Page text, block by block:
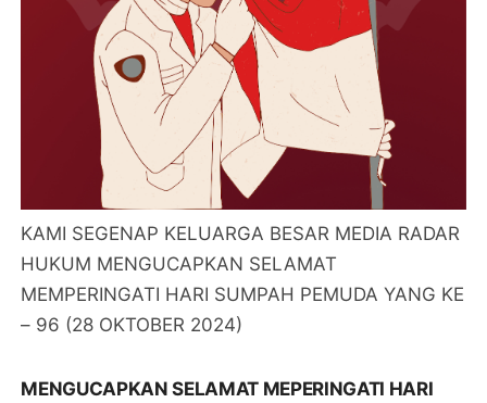
KAMI SEGENAP KELUARGA BESAR MEDIA RADAR
HUKUM MENGUCAPKAN SELAMAT
MEMPERINGATI HARI SUMPAH PEMUDA YANG KE
– 96 (28 OKTOBER 2024)
MENGUCAPKAN SELAMAT MEPERINGATI HARI